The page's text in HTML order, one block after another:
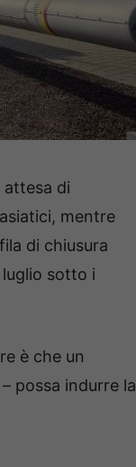
attesa di
mentre
di chiusura
sotto i
è che un
possa indurre la